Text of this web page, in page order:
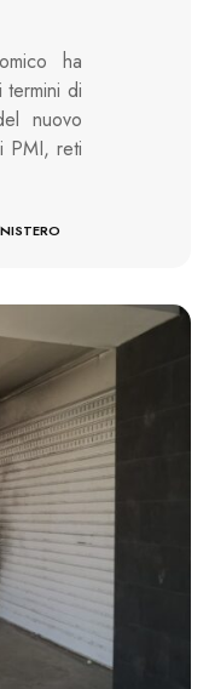
ha
di
nuovo
PMI, reti